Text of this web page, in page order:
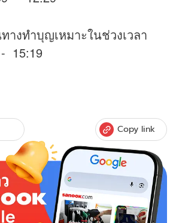
างทำบุญเหมาะในช่วงเวลา
Copy link